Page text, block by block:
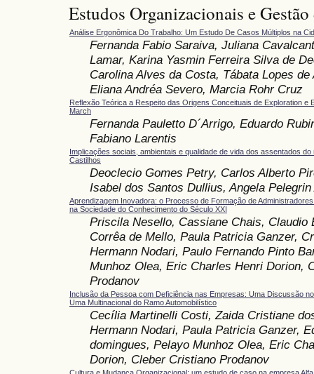
Estudos Organizacionais e Gestão
Análise Ergonômica Do Trabalho: Um Estudo De Casos Múltiplos na
Fernanda Fabio Saraiva, Juliana
Lamar, Karina Yasmin Ferreira Silva de
Carolina Alves da Costa, Tábata Lopes de
Eliana Andréa Severo, Marcia Rohr Cruz
Reflexão Teórica a Respeito das Origens Conceituais de Exploration e
March
Fernanda Pauletto D´Arrigo, Eduardo
Fabiano Larentis
Implicações sociais, ambientais e qualidade de vida dos assentados do
Castilhos
Deoclecio Gomes Petry, Carlos Alberto
Isabel dos Santos Dullius, Angela Pelegrin
Aprendizagem Inovadora: o Processo de Formação de
na Sociedade do Conhecimento do Século XXI
Priscila Nesello, Cassiane Chais, Claudio
Corrêa de Mello, Paula Patricia Ganzer,
Hermann Nodari, Paulo Fernando Pinto
Munhoz Olea, Eric Charles Henri Dorion,
Prodanov
Inclusão da Pessoa com Deficiência nas Empresas: Uma Discussão
Uma Multinacional do Ramo Automobilístico
Cecília Martinelli Costi, Zaida Cristiane
Hermann Nodari, Paula Patricia Ganzer,
domingues, Pelayo Munhoz Olea, Eric
Dorion, Cleber Cristiano Prodanov